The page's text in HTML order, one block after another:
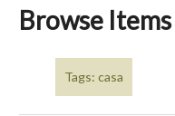
Browse
Tags: casa